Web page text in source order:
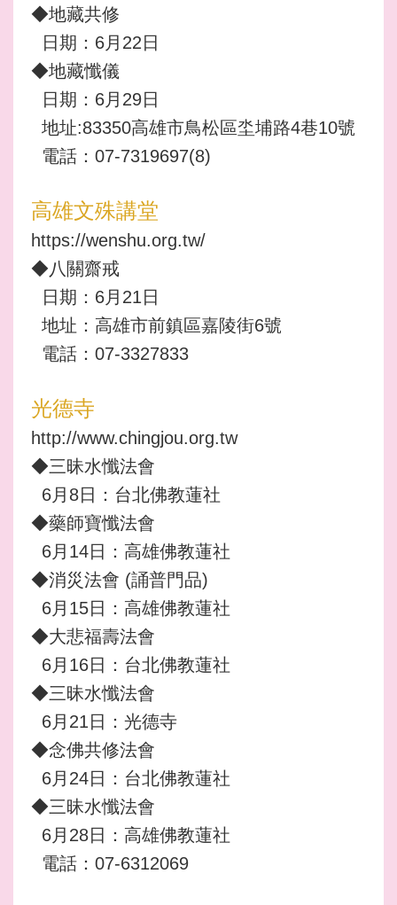
◆地藏共修
日期：6月22日
◆地藏懺儀
日期：6月29日
地址:83350高雄市鳥松區坔埔路4巷10號
電話：07-7319697(8)
高雄文殊講堂
https://wenshu.org.tw/
◆八關齋戒
日期：6月21日
地址：高雄市前鎮區嘉陵街6號
電話：07-3327833
光德寺
http://www.chingjou.org.tw
◆三昧水懺法會
6月8日：台北佛教蓮社
◆藥師寶懺法會
6月14日：高雄佛教蓮社
◆消災法會 (誦普門品)
6月15日：高雄佛教蓮社
◆大悲福壽法會
6月16日：台北佛教蓮社
◆三昧水懺法會
6月21日：光德寺
◆念佛共修法會
6月24日：台北佛教蓮社
◆三昧水懺法會
6月28日：高雄佛教蓮社
電話：07-6312069